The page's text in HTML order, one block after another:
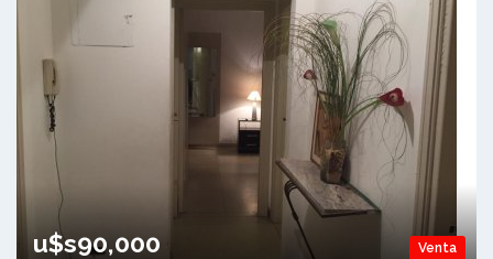
Venta
u$s90,000